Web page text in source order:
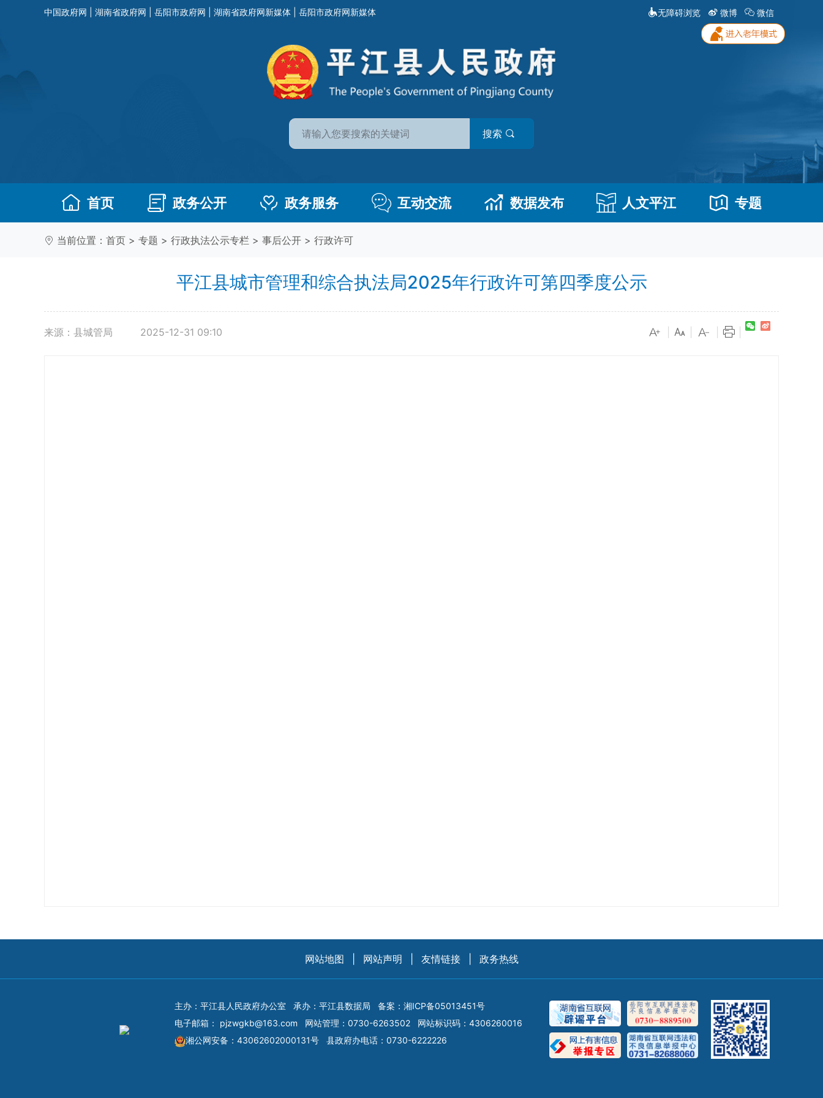
中国政府网 湖南省政府网 岳阳市政府网 湖南省政府网新媒体 岳阳市政府网新媒体 无障碍浏览 微博 微信
搜索
首页 政务公开 政务服务 互动交流 数据发布 人文平江 专题
当前位置： 首页 > 专题 > 行政执法公示专栏 > 事后公开 > 行政许可
平江县城市管理和综合执法局2025年行政许可第四季度公示
来源：县城管局 2025-12-31 09:10
网站地图 网站声明 友情链接 政务热线
主办：平江县人民政府办公室 承办：平江县数据局 备案： 湘ICP备05013451号
电子邮箱： pjzwgkb@163.com 网站管理：0730-6263502
网站标识码：4306260016
湘公网安备：43062602000131号
县政府办电话：0730-6222226